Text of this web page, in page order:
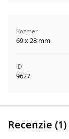
Rozmer
69 x 28 mm
ID
9627
Recenzie (1)